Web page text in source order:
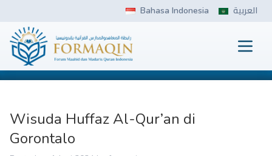
content
Bahasa Indonesia العربية
FORMAQIN
Wisuda Huffaz Al-Qur’an di
Gorontalo